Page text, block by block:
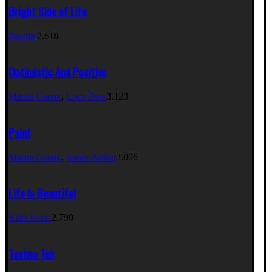
Bright Side of Life
Bastille2.618
Optimistic And Positive
Martin Garrix, Loco Dice3.123
Paint
Martin Garrix, James Arthur3.006
Life Is Beautiful
Killa Fonic2.790
Techno Tek